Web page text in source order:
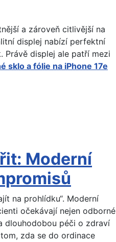
a zároveň citlivější na
displej nabízí perfektní
Právě displej ale patří mezi
sklo a fólie na iPhone 17e
Moderní
na prohlídku“. Moderní
očekávají nejen odborné
dlouhodobou péči o zdraví
zda se do ordinace